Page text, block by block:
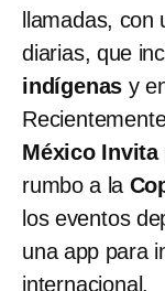
llamadas, con
diarias, que
indígenas y
México Invita
rumbo a la
los eventos
una app para
internacional.